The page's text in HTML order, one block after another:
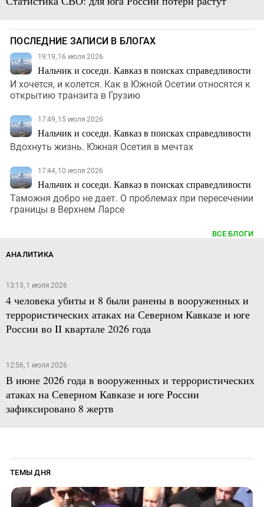
ПОСЛЕДНИЕ ЗАПИСИ В БЛОГАХ
19:19, 16 июля 2026
Нальчик и соседи. Кавказ в поисках справедливости
И хочется, и колется. Как в Южной Осетии относятся к
открытию транзита в Грузию
17:49, 15 июля 2026
Нальчик и соседи. Кавказ в поисках справедливости
Вдохнуть жизнь. Южная Осетия в мечтах
17:44, 10 июля 2026
Нальчик и соседи. Кавказ в поисках справедливости
Таможня добро не дает. О проблемах при пересечении
границы в Верхнем Ларсе
ВСЕ БЛОГИ
АНАЛИТИКА
13:13, 1 июля 2026
4 человека убиты и 8 были ранены в вооруженных и
террористических атаках на Северном Кавказе и юге
России во II квартале 2026 года
12:56, 1 июля 2026
В июне 2026 года в вооруженных и террористических
атаках на Северном Кавказе и юге России
зафиксировано 8 жертв
ТЕМЫ ДНЯ